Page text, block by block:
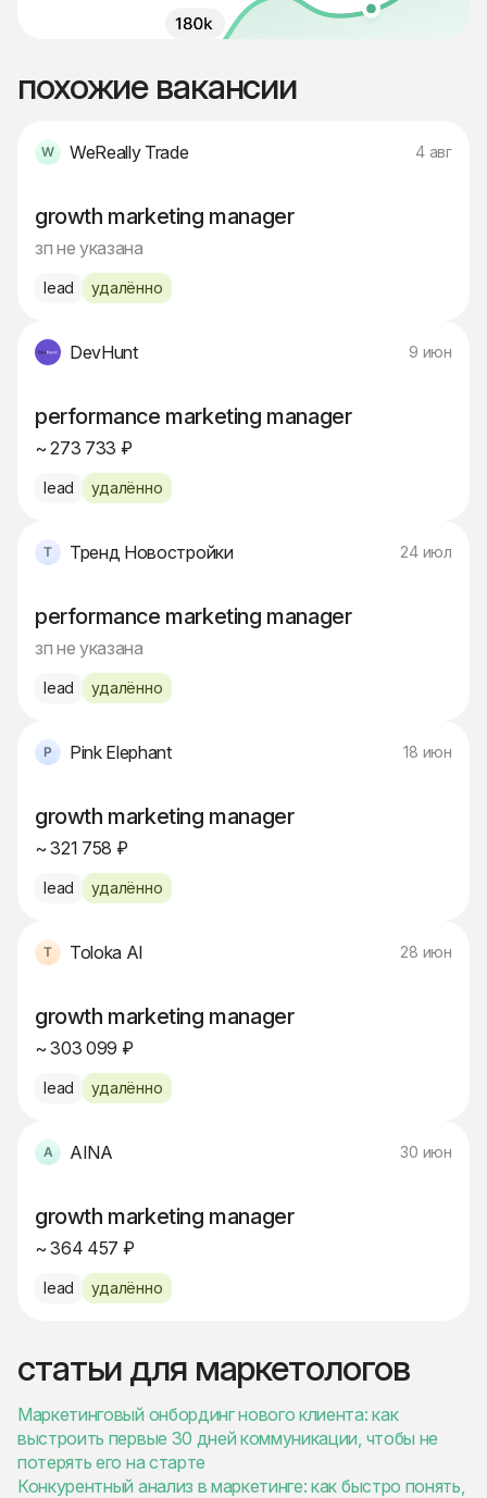
похожие вакансии
WeReally Trade 4 авг
growth marketing manager
зп не указана
lead удалённо
DevHunt 9 июн
performance marketing manager
~ 273 733 ₽
lead удалённо
Тренд Новостройки 24 июл
performance marketing manager
зп не указана
lead удалённо
Pink Elephant 18 июн
growth marketing manager
~ 321 758 ₽
lead удалённо
Toloka AI 28 июн
growth marketing manager
~ 303 099 ₽
lead удалённо
AINA 30 июн
growth marketing manager
~ 364 457 ₽
lead удалённо
статьи для маркетологов
Маркетинговый онбординг нового клиента: как
выстроить первые 30 дней коммуникации, чтобы не
потерять его на старте
Конкурентный анализ в маркетинге: как быстро понять,